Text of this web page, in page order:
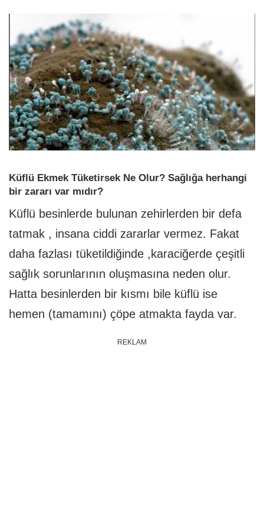
Küflü Ekmek Tüketirsek Ne Olur? Sağlığa herhangi
bir zararı var mıdır?
Küflü besinlerde bulunan zehirlerden bir defa
tatmak , insana ciddi zararlar vermez. Fakat
daha fazlası tüketildiğinde ,karaciğerde çeşitli
sağlık sorunlarının oluşmasına neden olur.
Hatta besinlerden bir kısmı bile küflü ise
hemen (tamamını) çöpe atmakta fayda var.
REKLAM